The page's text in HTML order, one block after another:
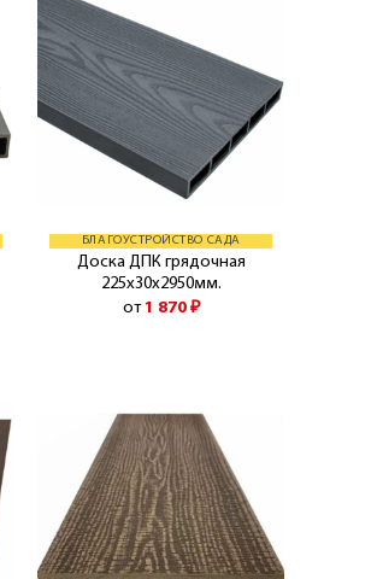
БЛАГОУСТРОЙСТВО САДА
Доска ДПК грядочная
225х30х2950мм.
от 1 870 ₽